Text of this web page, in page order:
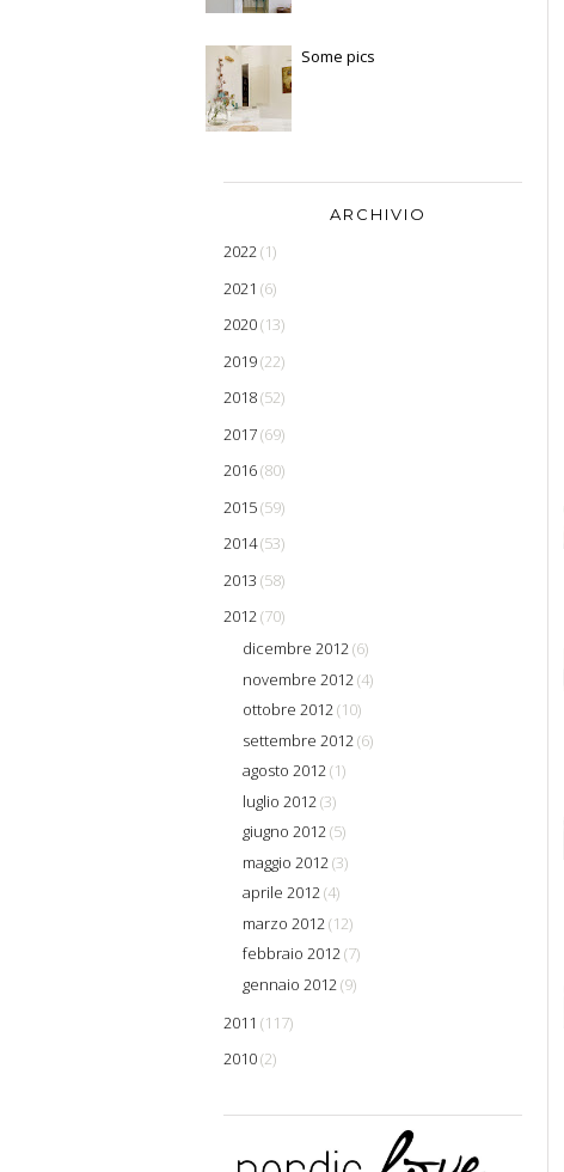
Some pics
ARCHIVIO
2022(1)
2021 (6)
2020(13)
2019(22)
2018(52)
2017(69)
2016(80)
2015(59)
2014(53)
2013 (58)
2012(70)
dicembre 2012(6)
novembre 2012(4)
ottobre 2012(10)
settembre 2012(6)
agosto 2012(1)
luglio 2012(3)
giugno 2012(5)
maggio 2012(3)
aprile 2012(4)
marzo 2012(12)
febbraio 2012(7)
gennaio 2012(9)
2011 (117)
2010(2)